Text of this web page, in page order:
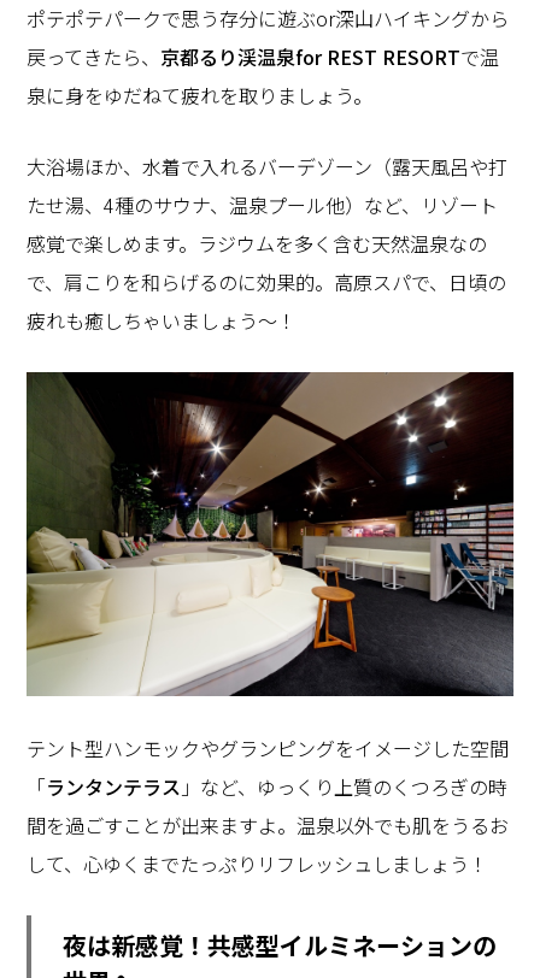
ポテポテパークで思う存分に遊ぶor深山ハイキングから
戻ってきたら、 京都るり渓温泉for REST RESORTで温
泉に身をゆだねて疲れを取りましょう。
大浴場ほか、水着で入れるバーデゾーン（露天風呂や打
たせ湯、4種のサウナ、温泉プール他）など、リゾート
感覚で楽しめます。ラジウムを多く含む天然温泉なの
で、肩こりを和らげるのに効果的。高原スパで、日頃の
疲れも癒しちゃいましょう〜！
テント型ハンモックやグランピングをイメージした空間
「ランタンテラス 」など、ゆっくり上質のくつろぎの時
間を過ごすことが出来ますよ。温泉以外でも肌をうるお
して、心ゆくまでたっぷりリフレッシュしましょう！
夜は新感覚！共感型イルミネーションの